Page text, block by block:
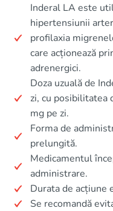
Inderal LA este
hipertensiunii
profilaxia
care acționează
adrenergici.
Doza uzuală de
zi, cu posibilitatea
mg pe zi.
Forma de
prelungită.
Medicamentul
administrare.
Durata de acțiune
Se recomandă